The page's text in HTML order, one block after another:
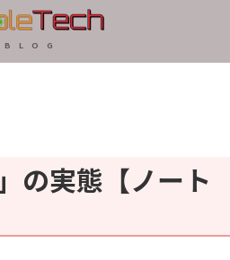
B L O G
の実態【ノート